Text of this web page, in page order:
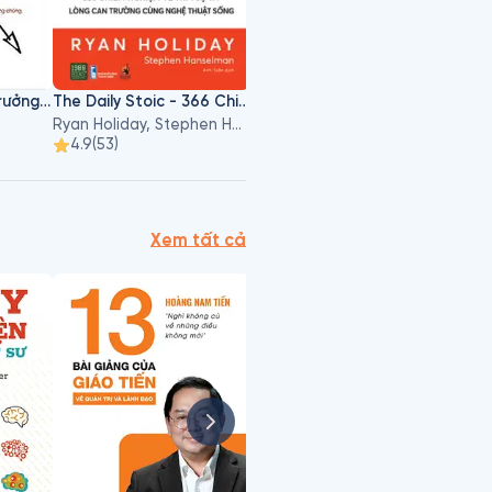
Chuyên Gia Tăng Trưởng Siêu Tốc
The Daily Stoic - 366 Chiêm Nghiệm Về Trí Tuệ Và Lòng Can Trường Cùng Nghệ Thuật Sống
Ryan Holiday, Stephen Hanselman
4.9(53)
Xem tất cả